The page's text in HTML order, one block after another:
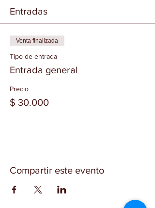
Entradas
Venta finalizada
Tipo de entrada
Entrada general
Precio
$ 30.000
Compartir este evento